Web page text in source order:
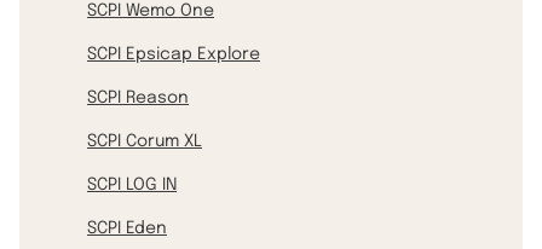
SCPI Wemo One
SCPI Epsicap Explore
SCPI Reason
SCPI Corum XL
SCPI LOG IN
SCPI Eden